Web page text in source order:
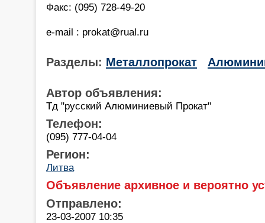
Факс: (095) 728-49-20
e-mail : prokat@rual.ru
Разделы: Металлопрокат
Автор объявления:
Тд "русский Алюминиевый Прокат"
Телефон:
(095) 777-04-04
Регион:
Литва
Объявление архивное и вероятно
Отправлено:
23-03-2007 10:35